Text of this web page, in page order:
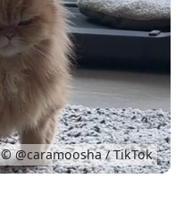
© @caramoosha / TikTok